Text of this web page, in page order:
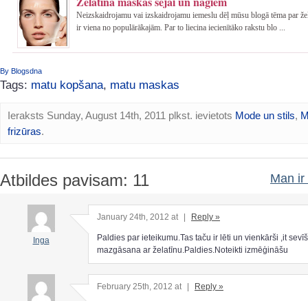
Neizskaidrojamu vai izskaidrojamu iemeslu dēļ mūsu blogā tēma par
ir viena no populārākajām. Par to liecina iecienītāko rakstu blo ...
By Blogsdna
Tags: matu kopšana, matu maskas
Ieraksts Sunday, August 14th, 2011 plkst. ievietots Mode un stils,
frizūras.
Atbildes pavisam: 11 Man ir
Inga
January 24th, 2012 at Reply »
Paldies par ieteikumu.Tas taču ir lēti un vienkārši ,it
mazgāsana ar želatīnu.Paldies.Noteikti izmēģināšu
February 25th, 2012 at | Reply »